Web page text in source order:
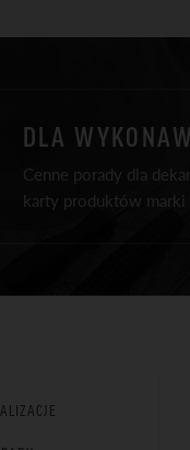
DLA
Cenne porady dla
karty produktów marki